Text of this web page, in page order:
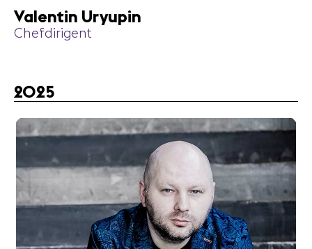
Valentin Uryupin
Chefdirigent
2025